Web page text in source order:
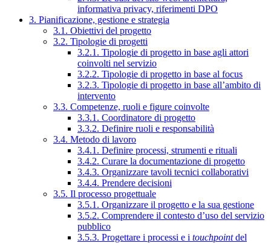
informativa privacy, riferimenti DPO
3. Pianificazione, gestione e strategia
3.1. Obiettivi del progetto
3.2. Tipologie di progetti
3.2.1. Tipologie di progetto in base agli attori
coinvolti nel servizio
3.2.2. Tipologie di progetto in base al focus
3.2.3. Tipologie di progetto in base all’ambito di
intervento
3.3. Competenze, ruoli e figure coinvolte
3.3.1. Coordinatore di progetto
3.3.2. Definire ruoli e responsabilità
3.4. Metodo di lavoro
3.4.1. Definire processi, strumenti e rituali
3.4.2. Curare la documentazione di progetto
3.4.3. Organizzare tavoli tecnici collaborativi
3.4.4. Prendere decisioni
3.5. Il processo progettuale
3.5.1. Organizzare il progetto e la sua gestione
3.5.2. Comprendere il contesto d’uso del servizio
pubblico
3.5.3. Progettare i processi e i touchpointdel